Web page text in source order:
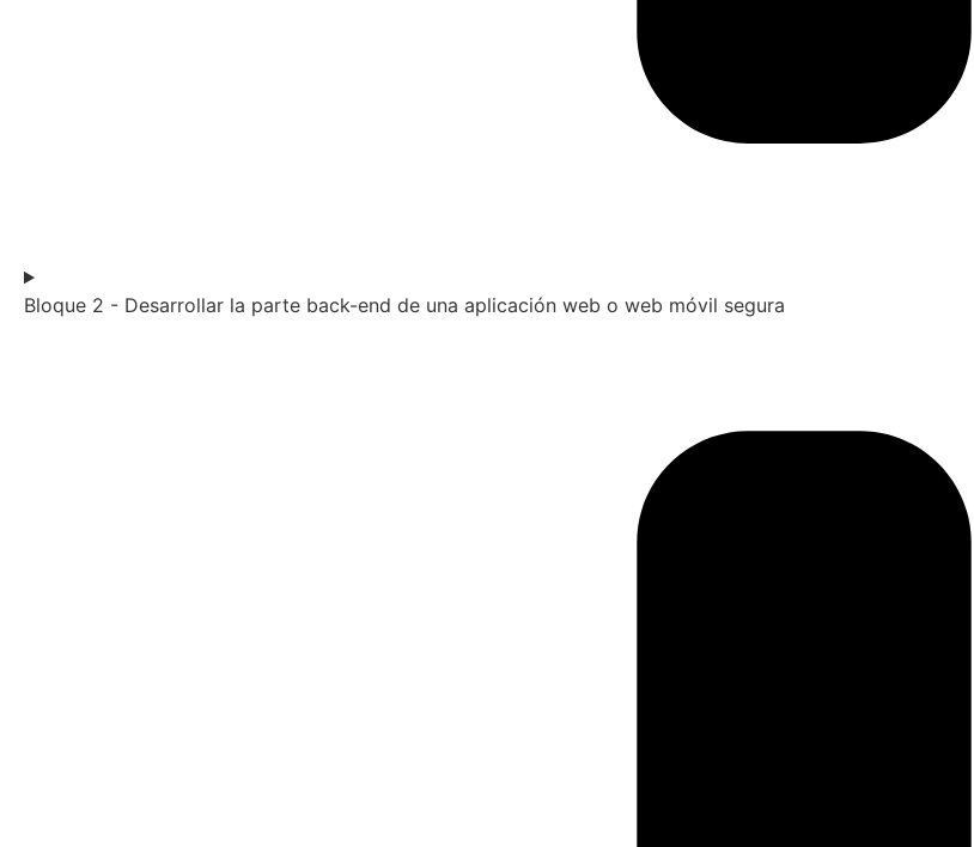
Bloque 2 - Desarrollar la parte back-end de una aplicación web o web móvil segura